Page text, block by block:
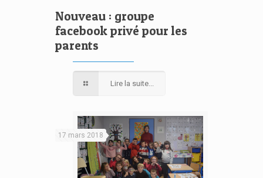
Nouveau : groupe
facebook privé pour les
parents
Lire la suite...
17 mars 2018